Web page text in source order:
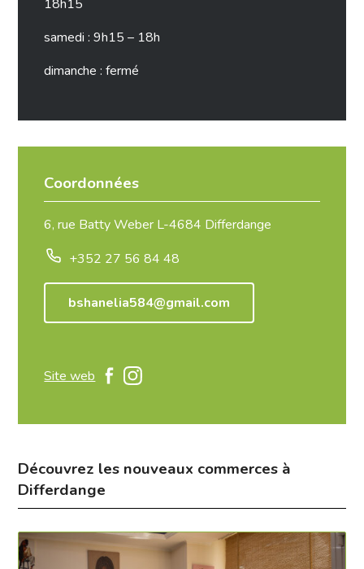
18h15
samedi : 9h15 – 18h
dimanche : fermé
Coordonnées
6, rue Batty Weber L-4684 Differdange
+352 27 56 84 48
bshanelia584@gmail.com
Site web
Découvrez les nouveaux commerces à
Differdange